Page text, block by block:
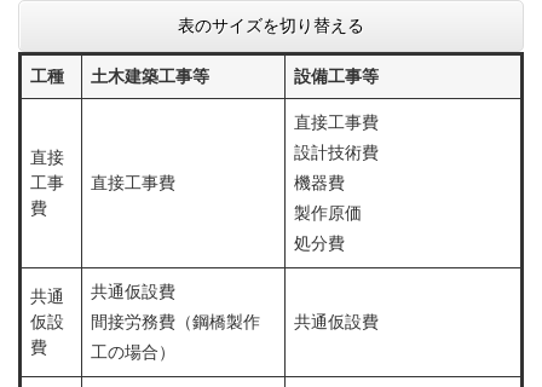
表のサイズを切り替える
工種 土木建築工事等 設備工事等
直接
工事
費
直接工事費
直接工事費
設計技術費
機器費
製作原価
処分費
共通
仮設
費
共通仮設費
間接労務費（鋼橋製作
工の場合）
共通仮設費